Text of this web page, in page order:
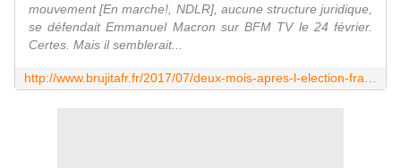
mouvement [En marche!, NDLR], aucune structure juridique,
se défendait Emmanuel Macron sur BFM TV le 24 février.
Certes. Mais il semblerait...